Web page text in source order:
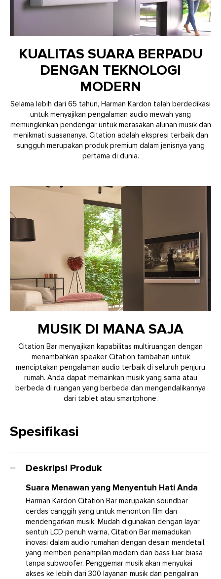
KUALITAS SUARA BERPADU
DENGAN TEKNOLOGI
MODERN
Selama lebih dari 65 tahun, Harman Kardon telah berdedikasi
untuk menyajikan pengalaman audio mewah yang
memungkinkan pendengar untuk merasakan alunan musik dan
menikmati suasananya. Citation adalah ekspresi terbaik dan
sungguh merupakan produk premium dalam jenisnya yang
pertama di dunia.
MUSIK DI MANA SAJA
Citation Bar menyajikan kapabilitas multiruangan dengan
menambahkan speaker Citation tambahan untuk
menciptakan pengalaman audio terbaik di seluruh penjuru
rumah. Anda dapat memainkan musik yang sama atau
berbeda di ruangan yang berbeda dan mengendalikannya
dari tablet atau smartphone.
Spesifikasi
Deskripsi Produk
Suara Menawan yang Menyentuh Hati Anda
Harman Kardon Citation Bar merupakan soundbar
cerdas canggih yang untuk menonton film dan
mendengarkan musik. Mudah digunakan dengan layar
sentuh LCD penuh warna, Citation Bar memadukan
inovasi dalam audio rumahan dengan desain mendetail,
yang memberi penampilan modern dan bass luar biasa
tanpa subwoofer. Penggemar musik akan menyukai
akses ke lebih dari 300 layanan musik dan pengaliran